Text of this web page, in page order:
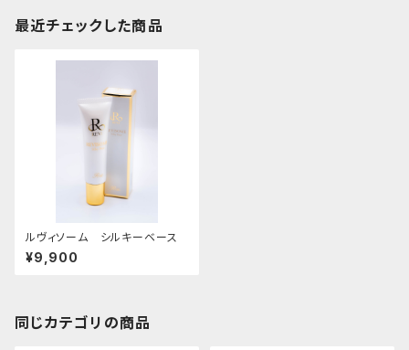
最近チェックした商品
ルヴィソーム シルキーベース
¥9,900
同じカテゴリの商品